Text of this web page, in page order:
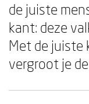
de juiste
kant: deze
Met de juiste
vergroot je